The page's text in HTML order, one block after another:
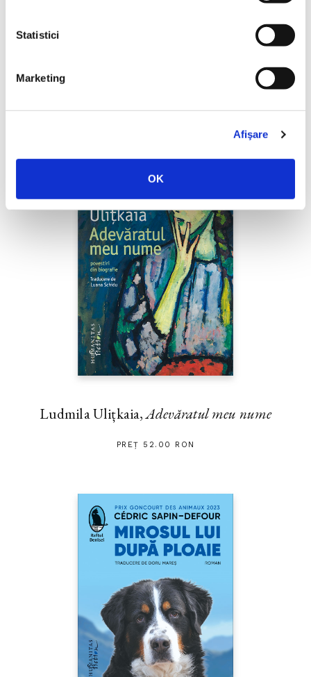
Statistici
Marketing
Afişare
OK
Ludmila Ulițkaia,Adevăratul meu nume
PREȚ 52.00 RON